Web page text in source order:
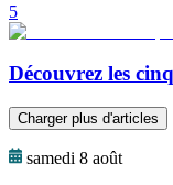
5
Découvrez les
Charger plus d'articles
samedi 8 août